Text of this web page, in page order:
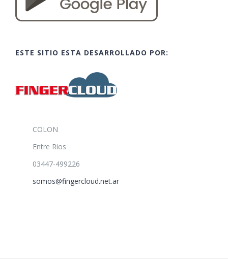
ESTE SITIO ESTA DESARROLLADO POR:
COLON
Entre Rios
03447-499226
somos@fingercloud.net.ar